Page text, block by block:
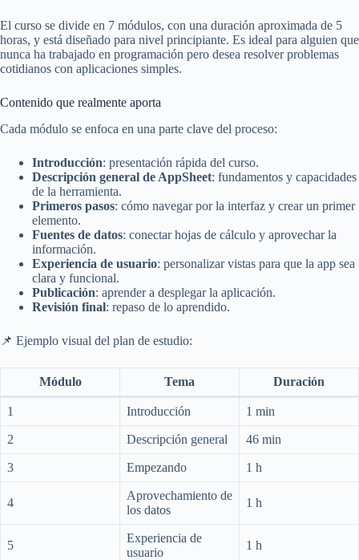
El curso se divide en 7 módulos, con una duración aproximada de 5
horas, y está diseñado para nivel principiante. Es ideal para alguien que
nunca ha trabajado en programación pero desea resolver problemas
cotidianos con aplicaciones simples.
Contenido que realmente aporta
Cada módulo se enfoca en una parte clave del proceso:
Introducción: presentación rápida del curso.
Descripción general de AppSheet: fundamentos y capacidades
de la herramienta.
Primeros pasos: cómo navegar por la interfaz y crear un primer
elemento.
Fuentes de datos: conectar hojas de cálculo y aprovechar la
información.
Experiencia de usuario: personalizar vistas para que la app sea
clara y funcional.
Publicación: aprender a desplegar la aplicación.
Revisión final: repaso de lo aprendido.
📌 Ejemplo visual del plan de estudio:
Módulo Tema Duración
1 Introducción 1 min
2 Descripción general 46 min
3 Empezando 1 h
4
Aprovechamiento de
los datos
1 h
5
Experiencia de
usuario
1 h